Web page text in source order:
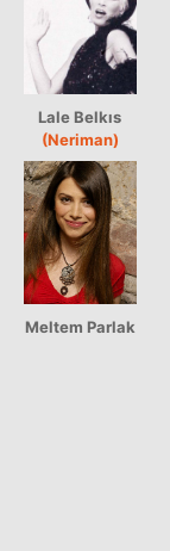
Lale Belkıs
(Neriman)
Meltem Parlak